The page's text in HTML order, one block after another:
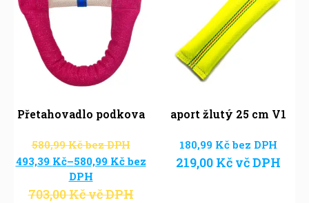
Přetahovadlo podkova
580,99Kčbez DPH
493,39 Kč–580,99 Kčbez
DPH
703,00Kčvč DPH
aport žlutý 25 cm V1
180,99 Kčbez DPH
219,00 Kč vč DPH